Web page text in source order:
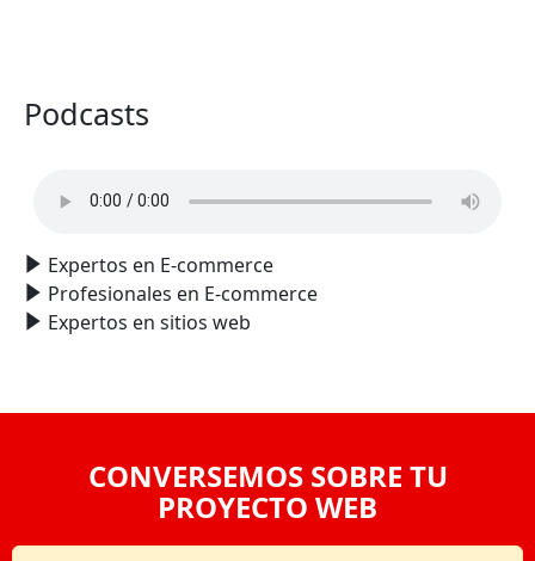
Podcasts
Expertos en E-commerce
Profesionales en E-commerce
Expertos en sitios web
CONVERSEMOS SOBRE TU
PROYECTO WEB